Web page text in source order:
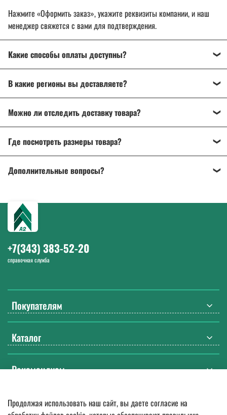
Нажмите «Оформить заказ», укажите реквизиты компании, и наш
менеджер свяжется с вами для подтверждения.
Какие способы оплаты доступны?
расчетный счет организации.
Для государственных и муниципальных заказчиков
возможна поставка товара с отсрочкой платежа до 30 дней.
В какие регионы вы доставляете?
России : от Калининграда до Владивостока.
Подробнее о доставке
Можно ли отследить доставку товара?
через ТК «СДЭК», DPD или Почту России.
Где посмотреть размеры товара?
возникли сомнения, напишите или позвоните нам — поможем
Дополнительные вопросы?
52-20. Работаем с 9:00 до 18:00 Екб в будние дни.
Покупателям
Каталог
Рекомендуем
+7(343) 383-52-20
справочная служба
© 2018 2026. Оптовые поставки спецодежды, ДСИЗ, СИЗ, мебели
Продолжая использовать наш сайт, вы даете согласие на